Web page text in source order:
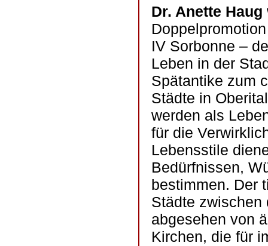
Dr. Anette Haug
IV Sorbonne –
Leben in der
Spätantike zum
Städte in
werden als
für die
Lebensstile
Bedürfnissen,
bestimmen. Der
Städte zwischen
abgesehen von
Kirchen, die für